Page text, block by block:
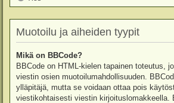
Muotoilu ja aiheiden tyypit
Mikä on BBCode?
BBCode on HTML-kielen tapainen toteutus,
viestin osien muotoilumahdollisuuden.
ylläpitäjä, mutta se voidaan ottaa pois
viestikohtaisesti viestin kirjoituslomakkeella.